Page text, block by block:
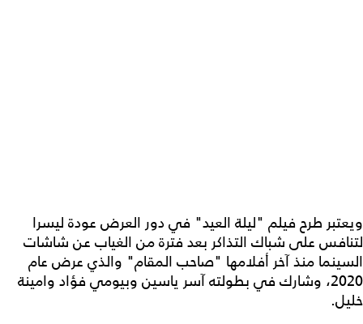
ويعتبر طرح فيلم "ليلة العيد" في دور العرض عودة ليسرا
لتنافس على شباك التذاكر بعد فترة من الغياب عن شاشات
السينما منذ آخر أفلامها "صاحب المقام" والذي عرض عام
2020، وشارك في بطولته آسر ياسين وبيومي فؤاد وامينة
خليل.